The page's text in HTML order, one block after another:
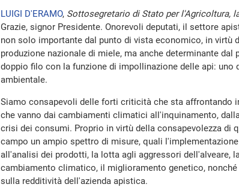
LUIGI D'ERAMO, Sottosegretario di Stato per l'Agricoltura,
Grazie, signor Presidente. Onorevoli deputati, il settore
non solo importante dal punto di vista economico, in virtù
produzione nazionale di miele, ma anche determinante
doppio filo con la funzione di impollinazione delle api: uno
ambientale.
Siamo consapevoli delle forti criticità che sta affrontando
che vanno dai cambiamenti climatici all'inquinamento,
crisi dei consumi. Proprio in virtù della consapevolezza di
campo un ampio spettro di misure, quali
all'analisi dei prodotti, la lotta agli aggressori dell'alveare,
cambiamento climatico, il miglioramento genetico,
sulla redditività dell'azienda apistica.